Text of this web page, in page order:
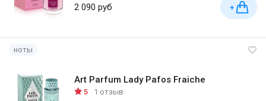
2 090 руб +
ноты
Art Parfum Lady Pafos Fraiche
5 1 отзыв